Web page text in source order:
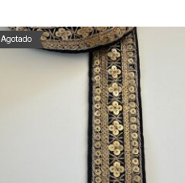
Agotado